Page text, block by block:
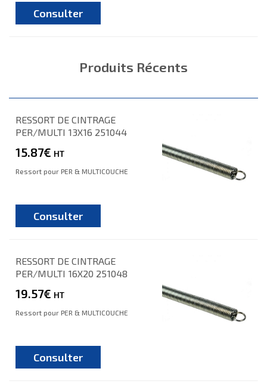
Consulter
Produits Récents
RESSORT DE CINTRAGE
PER/MULTI 13X16 251044
15.87€ HT
Ressort pour PER & MULTICOUCHE
Consulter
RESSORT DE CINTRAGE
PER/MULTI 16X20 251048
19.57€ HT
Ressort pour PER & MULTICOUCHE
Consulter